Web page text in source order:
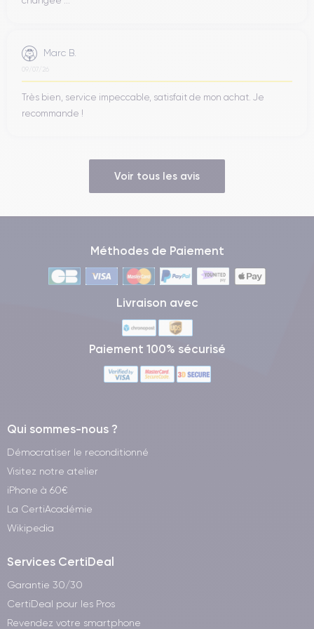
Marc B.
09/07/26
Très bien, service impeccable, satisfait de mon achat. Je
recommande !
Voir tous les avis
Méthodes de Paiement
Livraison avec
Paiement 100% sécurisé
Qui sommes-nous ?
Démocratiser le reconditionné
Visitez notre atelier
iPhone à 60€
La CertiAcadémie
Wikipedia
Services CertiDeal
Garantie 30/30
CertiDeal pour les Pros
Revendez votre smartphone